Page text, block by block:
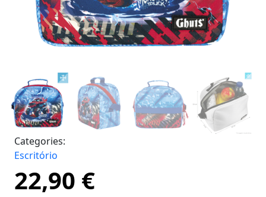
Categories:
Escritório
22,90 €